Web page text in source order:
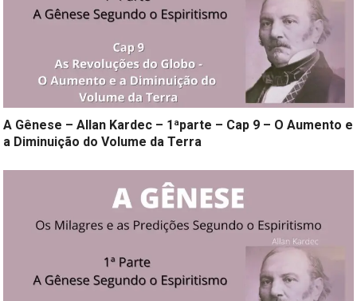
A Gênese – Allan Kardec – 1ªparte – Cap 9 – O Aumento e
a Diminuição do Volume da Terra